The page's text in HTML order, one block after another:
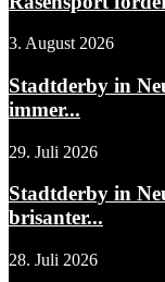
3. August 2026
Stadtderby in
immer...
29. Juli 2026
Stadtderby in
brisanter...
28. Juli 2026